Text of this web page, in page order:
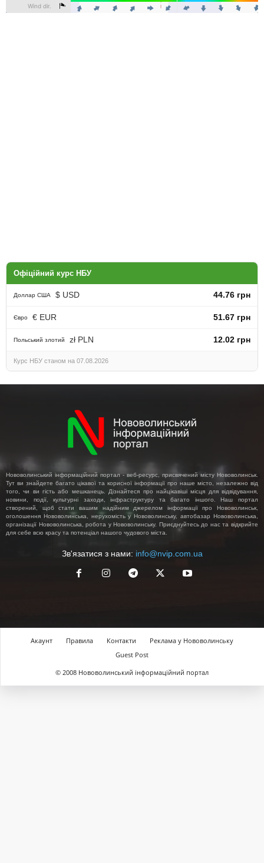
Офіційний курс НБУ
Доллар США $ USD 44.76 грн
Євро € EUR 51.67 грн
Польський злотий zł PLN 12.02 грн
Курс НБУ станом на 07.08.2026
Нововолинський інформаційний портал - веб-ресурс, присвячений місту Нововолинськ.
Тут ви знайдете багато цікавої та корисної інформації про наше місто, незалежно від
того, чи ви гість або мешканець. Дізнайтеся про найцікавіші місця для відвідування,
новини, події, культурні заходи, інфраструктуру та багато іншого. Наш портал
створений, щоб стати вашим надійним джерелом інформації про Нововолинськ,
оголошення Нововолинська, нерухомість у Нововолинську, автобазар Нововолинська,
організації Нововолинська, робота у Нововолинську. Приєднуйтесь до нас та відкрийте
для себе всю красу та потенціал нашого чудового міста.
Зв'язатися з нами: info@nvip.com.ua
Акаунт Правила Контакти
Реклама у Нововолинську
Guest Post
© 2008 Нововолинський інформаційний портал